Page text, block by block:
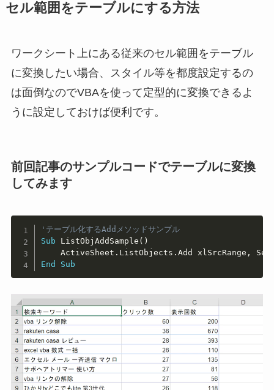
セル範囲をテーブルにする方法
ワークシート上にある従来のセル範囲をテーブル
に変換したい場合、スタイル等を都度設定するの
は面倒なのでVBAを使って定型的に変換できるよ
うに設定しておけば便利です。
前回記事のサンプルコードでテーブルに変換
してみます
'テーブル化するAddメソッドサンプル
Sub ListObjAddSample ( )
    ActiveSheet
. ListObjects .Add xlSrcRange ,
End
Sub